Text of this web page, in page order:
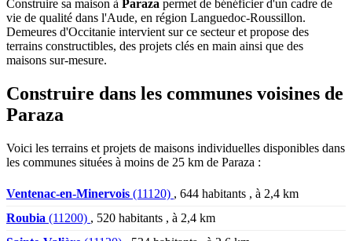
Construire sa maison à Paraza permet de bénéficier d'un cadre de
vie de qualité dans l'Aude, en région Languedoc-Roussillon.
Demeures d'Occitanie intervient sur ce secteur et propose des
terrains constructibles, des projets clés en main ainsi que des
maisons sur-mesure.
Construire dans les communes voisines de
Paraza
Voici les terrains et projets de maisons individuelles disponibles dans
les communes situées à moins de 25 km de Paraza :
Ventenac-en-Minervois (11120) , 644 habitants , à 2,4 km
Roubia (11200) , 520 habitants , à 2,4 km